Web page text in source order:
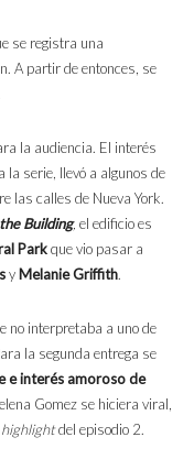
se registra una
A partir de entonces, se
la audiencia. El interés
la serie, llevó a algunos de
las calles de Nueva York.
Building, el edificio es
Parkque vio pasar a
y Melanie Griffith.
no interpretaba a uno de
la segunda entrega se
e interés amoroso de
Gomez se hiciera viral,
highlightdel episodio 2.